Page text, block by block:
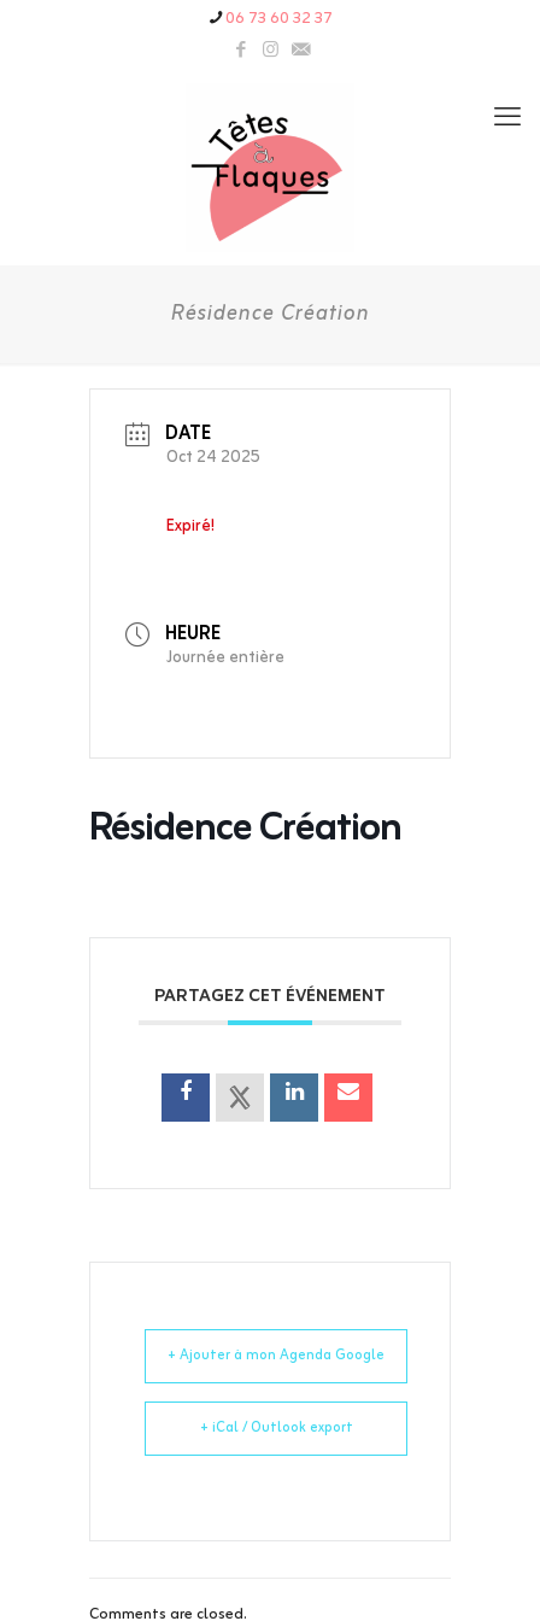
06 73 60 32 37
Résidence Création
DATE
Oct 24 2025
Expiré!
HEURE
Journée entière
Résidence Création
PARTAGEZ CET ÉVÉNEMENT
+ Ajouter à mon Agenda Google
+ iCal / Outlook export
Comments are closed.